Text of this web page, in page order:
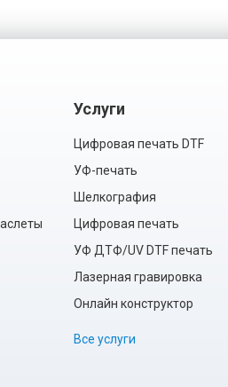
Услуги
Цифровая печать DTF
УФ-печать
Шелкография
Цифровая печать
УФ ДТФ/UV DTF печать
Лазерная гравировка
Онлайн конструктор
Все услуги